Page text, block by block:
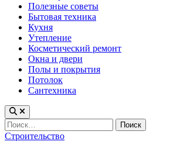
Полезные советы
Бытовая техника
Кухня
Утепление
Косметический ремонт
Окна и двери
Полы и покрытия
Потолок
Сантехника
Найти:
Опубликовано
Строительство